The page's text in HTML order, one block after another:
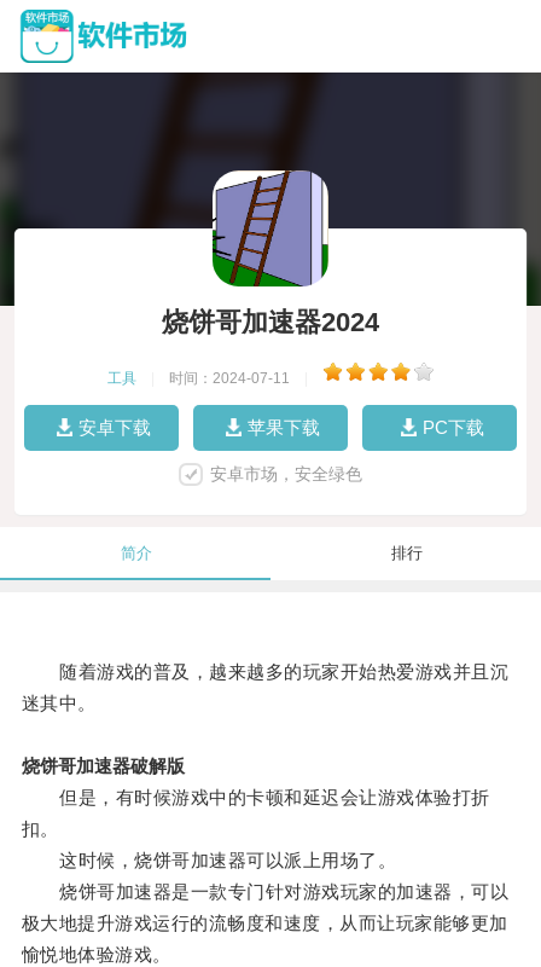
烧饼哥加速器2024
工具 时间：2024-07-11
安卓下载 苹果下载 PC下载
安卓市场，安全绿色
简介 排行
随着游戏的普及，越来越多的玩家开始热爱游戏并且沉
迷其中。
烧饼哥加速器破解版
但是，有时候游戏中的卡顿和延迟会让游戏体验打折
扣。
这时候，烧饼哥加速器可以派上用场了。
烧饼哥加速器是一款专门针对游戏玩家的加速器，可以
极大地提升游戏运行的流畅度和速度，从而让玩家能够更加
愉悦地体验游戏。